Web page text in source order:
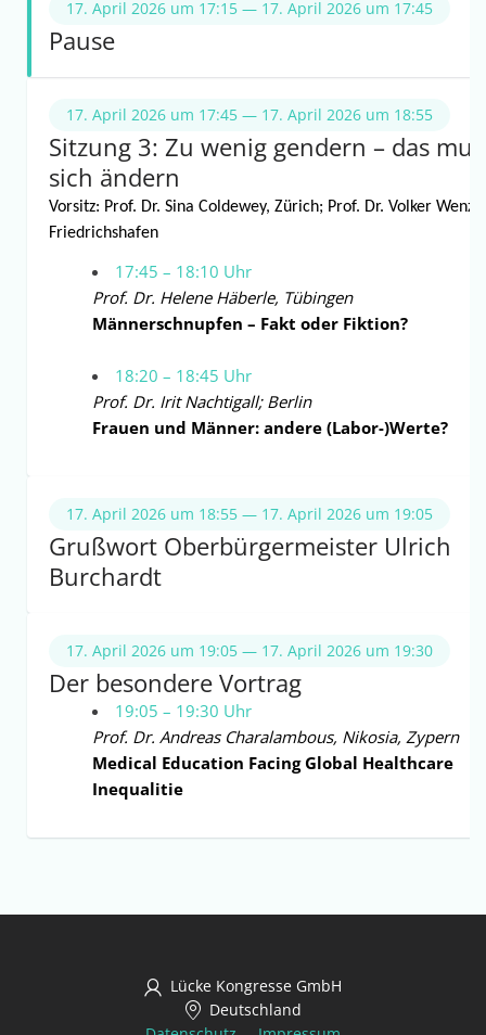
17. April 2026 um 17:15 — 17. April 2026 um 17:45
Pause
17. April 2026 um 17:45 — 17. April 2026 um 18:55
Sitzung 3: Zu wenig gendern – das
sich ändern
Vorsitz: Prof. Dr. Sina Coldewey, Zürich; Prof. Dr. Volker
Friedrichshafen
17:45 – 18:10 Uhr
Prof. Dr. Helene Häberle, Tübingen
Männerschnupfen – Fakt oder Fiktion?
18:20 – 18:45 Uhr
Prof. Dr. Irit Nachtigall; Berlin
Frauen und Männer: andere (Labor-)Werte?
17. April 2026 um 18:55 — 17. April 2026 um 19:05
Grußwort Oberbürgermeister Ulrich
Burchardt
17. April 2026 um 19:05 — 17. April 2026 um 19:30
Der besondere Vortrag
19:05 – 19:30 Uhr
Prof. Dr. Andreas Charalambous, Nikosia, Zypern
Medical Education Facing Global Healthcare
Inequalitie
Lücke Kongresse GmbH
Deutschland